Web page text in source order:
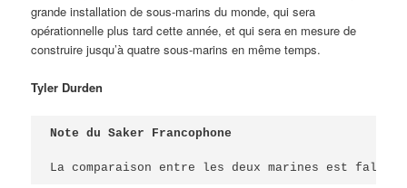
grande installation de sous-marins du monde, qui sera
opérationnelle plus tard cette année, et qui sera en mesure de
construire jusqu’à quatre sous-marins en même temps.
Tyler Durden
Note du Saker Francophone
La comparaison entre les deux marines est